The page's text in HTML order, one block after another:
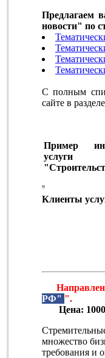
Предлагаем
новости" по
С полным
сайте в разделе
Пример
услуги
Клиенты
РФ" ".
Цена:
множество
требования и